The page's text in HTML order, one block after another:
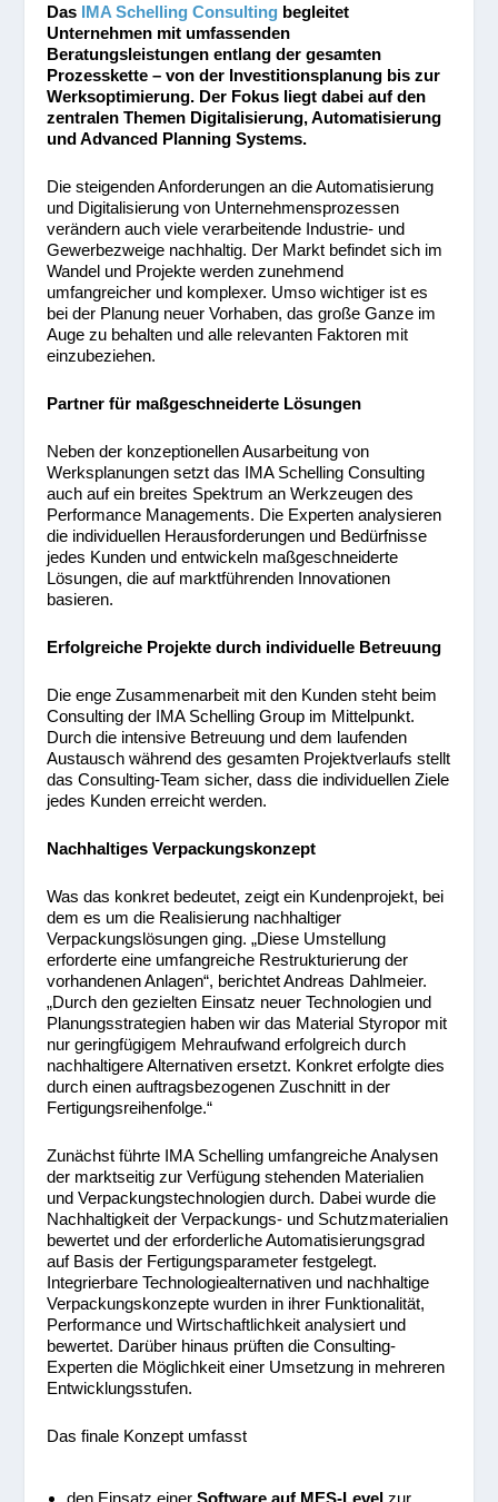
Das IMA Schelling Consulting begleitet
Unternehmen mit umfassenden
Beratungsleistungen entlang der gesamten
Prozesskette – von der Investitionsplanung bis zur
Werksoptimierung. Der Fokus liegt dabei auf den
zentralen Themen Digitalisierung, Automatisierung
und Advanced Planning Systems.
Die steigenden Anforderungen an die Automatisierung
und Digitalisierung von Unternehmensprozessen
verändern auch viele verarbeitende Industrie- und
Gewerbezweige nachhaltig. Der Markt befindet sich im
Wandel und Projekte werden zunehmend
umfangreicher und komplexer. Umso wichtiger ist es
bei der Planung neuer Vorhaben, das große Ganze im
Auge zu behalten und alle relevanten Faktoren mit
einzubeziehen.
Partner für maßgeschneiderte Lösungen
Neben der konzeptionellen Ausarbeitung von
Werksplanungen setzt das IMA Schelling Consulting
auch auf ein breites Spektrum an Werkzeugen des
Performance Managements. Die Experten analysieren
die individuellen Herausforderungen und Bedürfnisse
jedes Kunden und entwickeln maßgeschneiderte
Lösungen, die auf marktführenden Innovationen
basieren.
Erfolgreiche Projekte durch individuelle Betreuung
Die enge Zusammenarbeit mit den Kunden steht beim
Consulting der IMA Schelling Group im Mittelpunkt.
Durch die intensive Betreuung und dem laufenden
Austausch während des gesamten Projektverlaufs stellt
das Consulting-Team sicher, dass die individuellen Ziele
jedes Kunden erreicht werden.
Nachhaltiges Verpackungskonzept
Was das konkret bedeutet, zeigt ein Kundenprojekt, bei
dem es um die Realisierung nachhaltiger
Verpackungslösungen ging. „Diese Umstellung
erforderte eine umfangreiche Restrukturierung der
vorhandenen Anlagen“, berichtet Andreas Dahlmeier.
„Durch den gezielten Einsatz neuer Technologien und
Planungsstrategien haben wir das Material Styropor mit
nur geringfügigem Mehraufwand erfolgreich durch
nachhaltigere Alternativen ersetzt. Konkret erfolgte dies
durch einen auftragsbezogenen Zuschnitt in der
Fertigungsreihenfolge.“
Zunächst führte IMA Schelling umfangreiche Analysen
der marktseitig zur Verfügung stehenden Materialien
und Verpackungstechnologien durch. Dabei wurde die
Nachhaltigkeit der Verpackungs- und Schutzmaterialien
bewertet und der erforderliche Automatisierungsgrad
auf Basis der Fertigungsparameter festgelegt.
Integrierbare Technologiealternativen und nachhaltige
Verpackungskonzepte wurden in ihrer Funktionalität,
Performance und Wirtschaftlichkeit analysiert und
bewertet. Darüber hinaus prüften die Consulting-
Experten die Möglichkeit einer Umsetzung in mehreren
Entwicklungsstufen.
Das finale Konzept umfasst
den Einsatz einer Software auf MES-Levelzur